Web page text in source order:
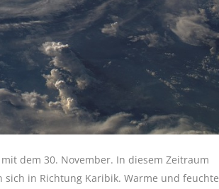
dem 30. November. In diesem Zeitraum
in Richtung Karibik. Warme und feuchte